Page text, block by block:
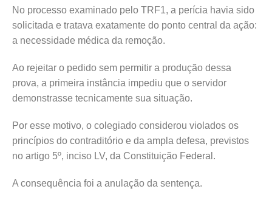
No processo examinado pelo TRF1, a perícia havia sido
solicitada e tratava exatamente do ponto central da ação:
a necessidade médica da remoção.
Ao rejeitar o pedido sem permitir a produção dessa
prova, a primeira instância impediu que o servidor
demonstrasse tecnicamente sua situação.
Por esse motivo, o colegiado considerou violados os
princípios do contraditório e da ampla defesa, previstos
no artigo 5º, inciso LV, da Constituição Federal.
A consequência foi a anulação da sentença.